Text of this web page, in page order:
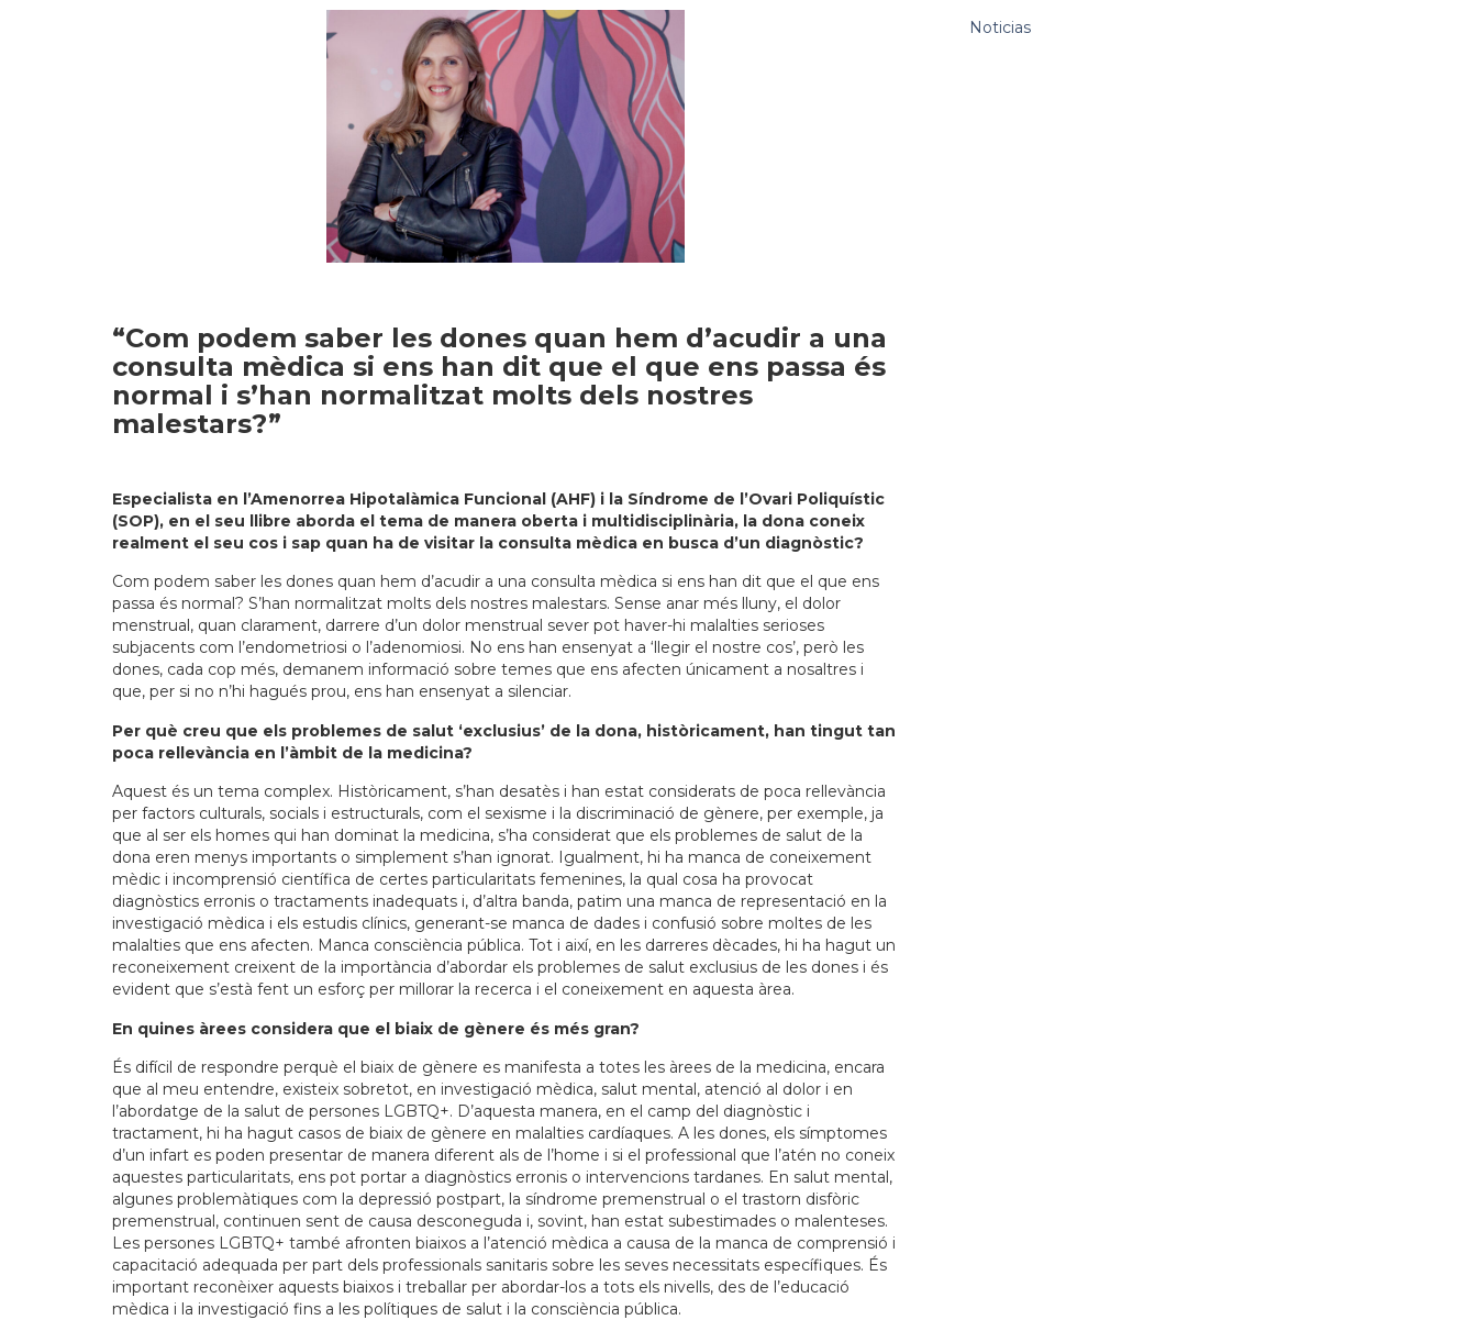
“Com podem saber les dones quan hem d’acudir a una
consulta mèdica si ens han dit que el que ens passa és
normal i s’han normalitzat molts dels nostres
malestars?”
Especialista en l’Amenorrea Hipotalàmica Funcional (AHF) i la Síndrome de l’Ovari Poliquístic
(SOP), en el seu llibre aborda el tema de manera oberta i multidisciplinària, la dona coneix
realment el seu cos i sap quan ha de visitar la consulta mèdica en busca d’un diagnòstic?
Com podem saber les dones quan hem d’acudir a una consulta mèdica si ens han dit que el que ens
passa és normal? S’han normalitzat molts dels nostres malestars. Sense anar més lluny, el dolor
menstrual, quan clarament, darrere d’un dolor menstrual sever pot haver-hi malalties serioses
subjacents com l’endometriosi o l’adenomiosi. No ens han ensenyat a ‘llegir el nostre cos’, però les
dones, cada cop més, demanem informació sobre temes que ens afecten únicament a nosaltres i
que, per si no n’hi hagués prou, ens han ensenyat a silenciar.
Per què creu que els problemes de salut ‘exclusius’ de la dona, històricament, han tingut tan
poca rellevància en l’àmbit de la medicina?
Aquest és un tema complex. Històricament, s’han desatès i han estat considerats de poca rellevància
per factors culturals, socials i estructurals, com el sexisme i la discriminació de gènere, per exemple, ja
que al ser els homes qui han dominat la medicina, s’ha considerat que els problemes de salut de la
dona eren menys importants o simplement s’han ignorat. Igualment, hi ha manca de coneixement
mèdic i incomprensió científica de certes particularitats femenines, la qual cosa ha provocat
diagnòstics erronis o tractaments inadequats i, d’altra banda, patim una manca de representació en la
investigació mèdica i els estudis clínics, generant-se manca de dades i confusió sobre moltes de les
malalties que ens afecten. Manca consciència pública. Tot i així, en les darreres dècades, hi ha hagut un
reconeixement creixent de la importància d’abordar els problemes de salut exclusius de les dones i és
evident que s’està fent un esforç per millorar la recerca i el coneixement en aquesta àrea.
En quines àrees considera que el biaix de gènere és més gran?
És difícil de respondre perquè el biaix de gènere es manifesta a totes les àrees de la medicina, encara
que al meu entendre, existeix sobretot, en investigació mèdica, salut mental, atenció al dolor i en
l’abordatge de la salut de persones LGBTQ+. D’aquesta manera, en el camp del diagnòstic i
tractament, hi ha hagut casos de biaix de gènere en malalties cardíaques. A les dones, els símptomes
d’un infart es poden presentar de manera diferent als de l’home i si el professional que l’atén no coneix
aquestes particularitats, ens pot portar a diagnòstics erronis o intervencions tardanes. En salut mental,
algunes problemàtiques com la depressió postpart, la síndrome premenstrual o el trastorn disfòric
premenstrual, continuen sent de causa desconeguda i, sovint, han estat subestimades o malenteses.
Les persones LGBTQ+ també afronten biaixos a l’atenció mèdica a causa de la manca de comprensió i
capacitació adequada per part dels professionals sanitaris sobre les seves necessitats específiques. És
important reconèixer aquests biaixos i treballar per abordar-los a tots els nivells, des de l’educació
mèdica i la investigació fins a les polítiques de salut i la consciència pública.
Noticias